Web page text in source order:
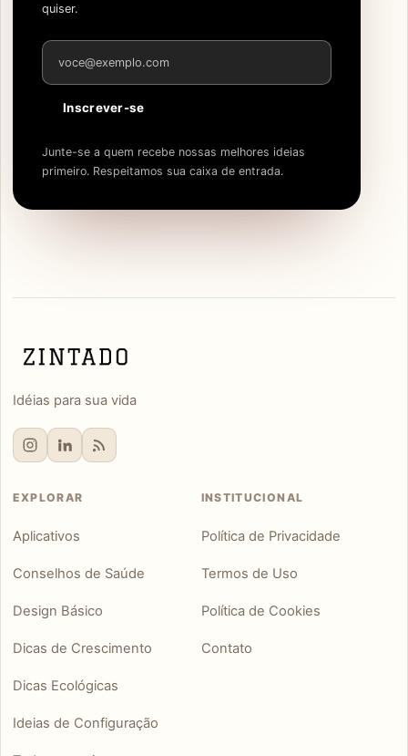
quiser.
Endereço de e-mail
Inscrever-se
Junte-se a quem recebe nossas melhores ideias
primeiro. Respeitamos sua caixa de entrada.
Idéias para sua vida
EXPLORAR
Aplicativos
Conselhos de Saúde
Design Básico
Dicas de Crescimento
Dicas Ecológicas
Ideias de Configuração
INSTITUCIONAL
Política de Privacidade
Termos de Uso
Política de Cookies
Contato